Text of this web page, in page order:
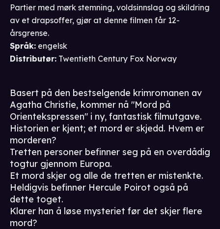
Partier med mørk stemning, voldsinnslag og skildring
av et drapsoffer, gjør at denne filmen får 12-
årsgrense.
Språk: engelsk
Distributør: Twentieth Century Fox Norway
Basert på den bestselgende krimromanen av
Agatha Christie, kommer nå "Mord på
Orientekspressen" i ny, fantastisk filmutgave.
Historien er kjent; et mord er skjedd. Hvem er
morderen?
Tretten personer befinner seg på en overdådig
togtur gjennom Europa.
Et mord skjer og alle de tretten er mistenkte.
Heldigvis befinner Hercule Poirot også på
dette toget.
Klarer han å løse mysteriet før det skjer flere
mord?